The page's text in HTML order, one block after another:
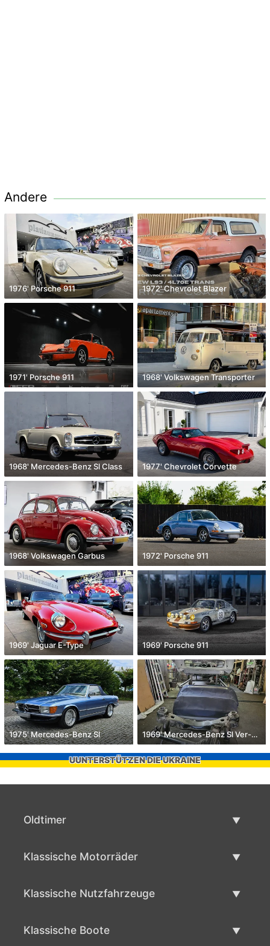
Andere
1976' Porsche 911 1972' Chevrolet Blazer
1971' Porsche 911 1968' Volkswagen Transporter
1968' Mercedes-Benz Sl Class 1977' Chevrolet Corvette
1968' Volkswagen Garbus 1972' Porsche 911
1969' Jaguar E-Type 1969' Porsche 911
1975' Mercedes-Benz Sl 1969' Mercedes-Benz Sl Ver-280
UUNTERSTÜTZEN DIE UKRAINE
Oldtimer
Klassische Motorräder
Klassische Nutzfahrzeuge
Klassische Boote